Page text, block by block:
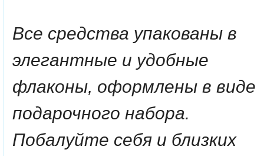
Все средства упакованы в
элегантные и удобные
флаконы, оформлены в виде
подарочного набора.
Побалуйте себя и близких